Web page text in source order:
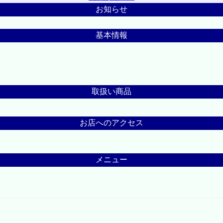
お知らせ
基本情報
取扱い商品
お店へのアクセス
メニュー